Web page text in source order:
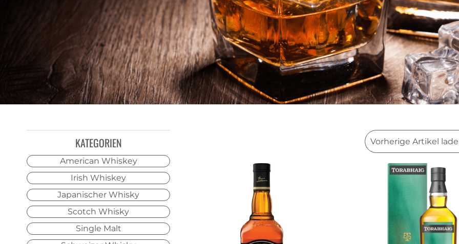
KATEGORIEN
American Whiskey
Irish Whiskey
Japanischer Whisky
Scotch Whisky
Single Malt
Vorherige Artikel